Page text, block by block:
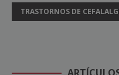
TRASTORNOS DE